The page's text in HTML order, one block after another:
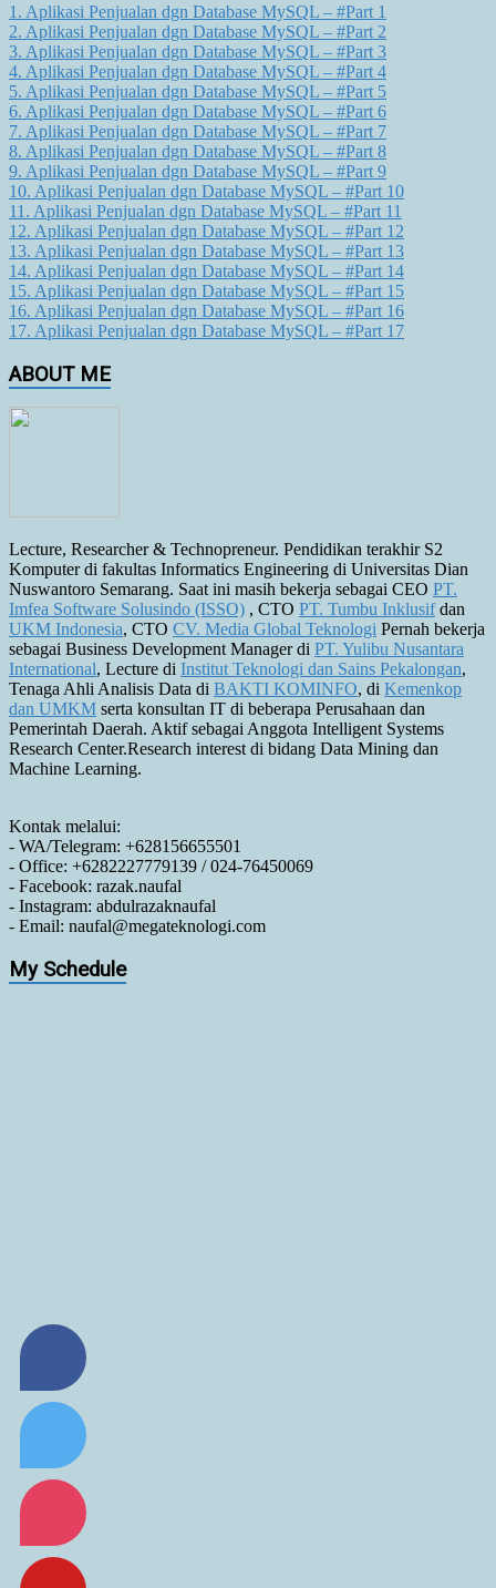
1. Aplikasi Penjualan dgn Database MySQL – #Part 1
2. Aplikasi Penjualan dgn Database MySQL – #Part 2
3. Aplikasi Penjualan dgn Database MySQL – #Part 3
4. Aplikasi Penjualan dgn Database MySQL – #Part 4
5. Aplikasi Penjualan dgn Database MySQL – #Part 5
6. Aplikasi Penjualan dgn Database MySQL – #Part 6
7. Aplikasi Penjualan dgn Database MySQL – #Part 7
8. Aplikasi Penjualan dgn Database MySQL – #Part 8
9. Aplikasi Penjualan dgn Database MySQL – #Part 9
10. Aplikasi Penjualan dgn Database MySQL – #Part 10
11. Aplikasi Penjualan dgn Database MySQL – #Part 11
12. Aplikasi Penjualan dgn Database MySQL – #Part 12
13. Aplikasi Penjualan dgn Database MySQL – #Part 13
14. Aplikasi Penjualan dgn Database MySQL – #Part 14
15. Aplikasi Penjualan dgn Database MySQL – #Part 15
16. Aplikasi Penjualan dgn Database MySQL – #Part 16
17. Aplikasi Penjualan dgn Database MySQL – #Part 17
ABOUT ME
Lecture, Researcher & Technopreneur. Pendidikan terakhir S2
Komputer di fakultas Informatics Engineering di Universitas Dian
Nuswantoro Semarang. Saat ini masih bekerja sebagai CEO PT.
Imfea Software Solusindo (ISSO) , CTO PT. Tumbu Inklusifdan
UKM Indonesia, CTO CV. Media Global Teknologi Pernah bekerja
sebagai Business Development Manager di PT. Yulibu Nusantara
International, Lecture di Institut Teknologi dan Sains Pekalongan,
Tenaga Ahli Analisis Data di BAKTI KOMINFO, di Kemenkop
dan UMKM serta konsultan IT di beberapa Perusahaan dan
Pemerintah Daerah. Aktif sebagai Anggota Intelligent Systems
Research Center.Research interest di bidang Data Mining dan
Machine Learning.
Kontak melalui:
- WA/Telegram: +628156655501
- Office: +6282227779139 / 024-76450069
- Facebook: razak.naufal
- Instagram: abdulrazaknaufal
- Email: naufal@megateknologi.com
My Schedule